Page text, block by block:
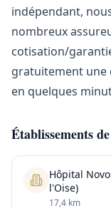
indépendant,
nombreux
cotisation/
gratuitement une
en quelques
Établissements
Hôpital
l'Oise)
17,4 km